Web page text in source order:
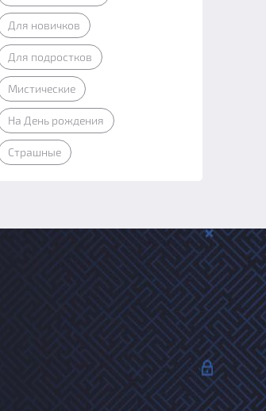
Для новичков
Для подростков
Мистические
На День рождения
Страшные